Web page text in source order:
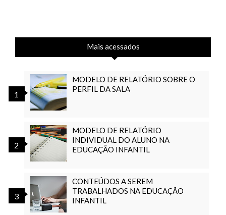
Mais acessados
MODELO DE RELATÓRIO SOBRE O
PERFIL DA SALA
MODELO DE RELATÓRIO
INDIVIDUAL DO ALUNO NA
EDUCAÇÃO INFANTIL
CONTEÚDOS A SEREM
TRABALHADOS NA EDUCAÇÃO
INFANTIL